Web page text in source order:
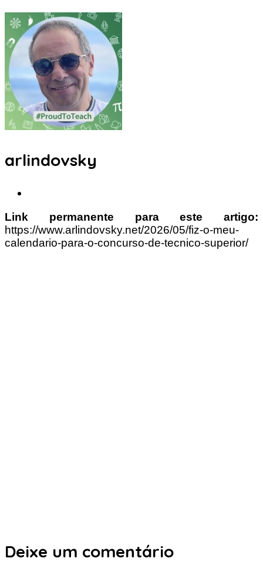
arlindovsky
Link permanente para este artigo:
https://www.arlindovsky.net/2026/05/fiz-o-meu-
calendario-para-o-concurso-de-tecnico-superior/
Deixe um comentário